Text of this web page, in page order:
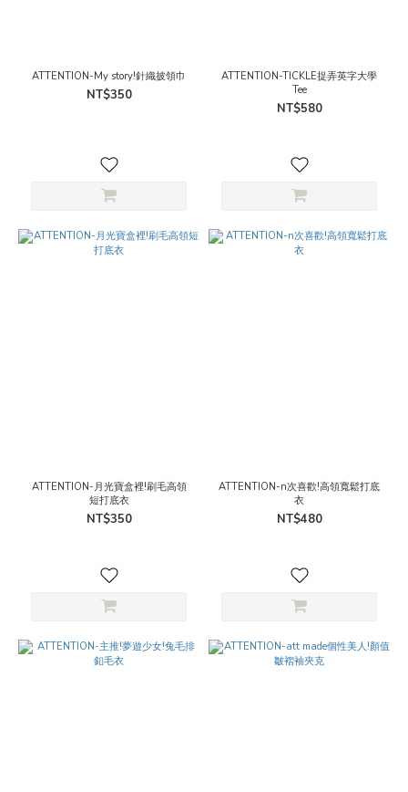
ATTENTION-My story!針織披領巾
NT$350
ATTENTION-TICKLE捉弄英字大學
Tee
NT$580
ATTENTION-月光寶盒裡!刷毛高領
短打底衣
NT$350
ATTENTION-n次喜歡!高領寬鬆打底
衣
NT$480